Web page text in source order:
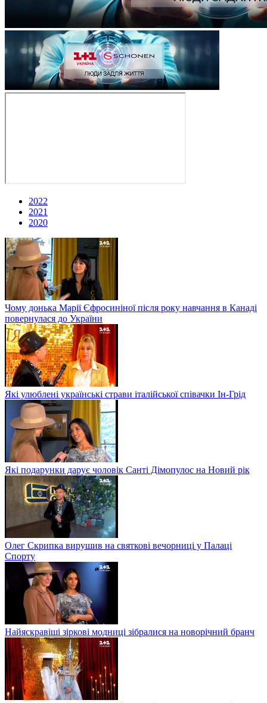
2022
2021
2020
Чому донька Марії Єфросиніної після року навчання в Канаді
повернулася до України
Які улюблені українські страви італійської співачки Ін-Грід
Які подарунки дарує чоловік Санті Дімопулос на Новий рік
Олег Скрипка вирушив на святкові вечорниці у Палаці
Спорту
Найяскравіші зіркові модниці зібралися на новорічний бранч